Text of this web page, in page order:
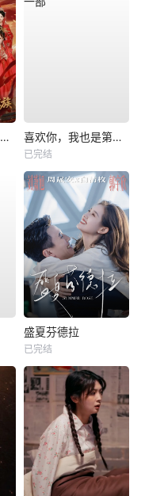
多子多福打造最强修仙家族 喜欢你，我也是第一部
已完结
盛夏芬德拉
已完结